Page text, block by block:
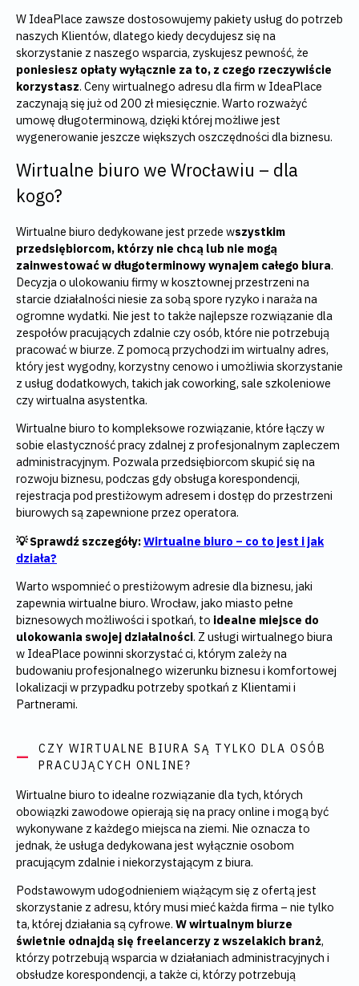
W IdeaPlace zawsze dostosowujemy pakiety usług do potrzeb
naszych Klientów, dlatego kiedy decydujesz się na
skorzystanie z naszego wsparcia, zyskujesz pewność, że
poniesiesz opłaty wyłącznie za to, z czego rzeczywiście
korzystasz. Ceny wirtualnego adresu dla firm w IdeaPlace
zaczynają się już od 200 zł miesięcznie. Warto rozważyć
umowę długoterminową, dzięki której możliwe jest
wygenerowanie jeszcze większych oszczędności dla biznesu.
Wirtualne biuro we Wrocławiu – dla
kogo?
Wirtualne biuro dedykowane jest przede wszystkim
przedsiębiorcom, którzy nie chcą lub nie mogą
zainwestować w długoterminowy wynajem całego biura.
Decyzja o ulokowaniu firmy w kosztownej przestrzeni na
starcie działalności niesie za sobą spore ryzyko i naraża na
ogromne wydatki. Nie jest to także najlepsze rozwiązanie dla
zespołów pracujących zdalnie czy osób, które nie potrzebują
pracować w biurze. Z pomocą przychodzi im wirtualny adres,
który jest wygodny, korzystny cenowo i umożliwia skorzystanie
z usług dodatkowych, takich jak coworking, sale szkoleniowe
czy wirtualna asystentka.
Wirtualne biuro to kompleksowe rozwiązanie, które łączy w
sobie elastyczność pracy zdalnej z profesjonalnym zapleczem
administracyjnym. Pozwala przedsiębiorcom skupić się na
rozwoju biznesu, podczas gdy obsługa korespondencji,
rejestracja pod prestiżowym adresem i dostęp do przestrzeni
biurowych są zapewnione przez operatora.
💡 Sprawdź szczegóły:Wirtualne biuro – co to jest i jak
działa?
Warto wspomnieć o prestiżowym adresie dla biznesu, jaki
zapewnia wirtualne biuro. Wrocław, jako miasto pełne
biznesowych możliwości i spotkań, to idealne miejsce do
ulokowania swojej działalności. Z usługi wirtualnego biura
w IdeaPlace powinni skorzystać ci, którym zależy na
budowaniu profesjonalnego wizerunku biznesu i komfortowej
lokalizacji w przypadku potrzeby spotkań z Klientami i
Partnerami.
CZY WIRTUALNE BIURA SĄ TYLKO DLA OSÓB
PRACUJĄCYCH ONLINE?
Wirtualne biuro to idealne rozwiązanie dla tych, których
obowiązki zawodowe opierają się na pracy online i mogą być
wykonywane z każdego miejsca na ziemi. Nie oznacza to
jednak, że usługa dedykowana jest wyłącznie osobom
pracującym zdalnie i niekorzystającym z biura.
Podstawowym udogodnieniem wiążącym się z ofertą jest
skorzystanie z adresu, który musi mieć każda firma – nie tylko
ta, której działania są cyfrowe. W wirtualnym biurze
świetnie odnajdą się freelancerzy z wszelakich branż,
którzy potrzebują wsparcia w działaniach administracyjnych i
obsłudze korespondencji, a także ci, którzy potrzebują